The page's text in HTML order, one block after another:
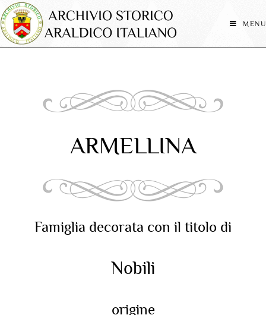
MENU
ARMELLINA
Famiglia decorata con il titolo di
Nobili
origine